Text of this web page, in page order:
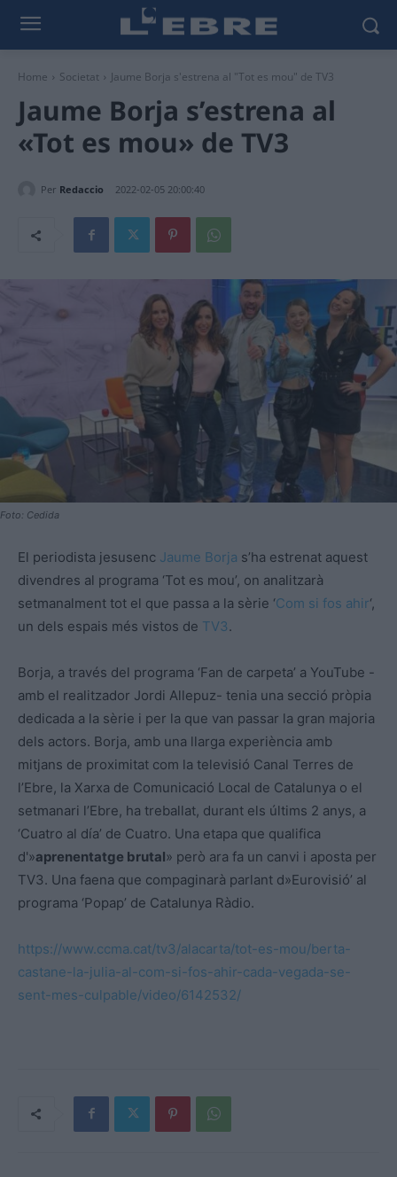
Home Societat Jaume Borja s'estrena al "Tot es mou" de TV3
Jaume Borja s’estrena al
«Tot es mou» de TV3
Per Redaccio 2022-02-05 20:00:40
Foto: Cedida
El periodista jesusenc Jaume Borja s’ha estrenat aquest
divendres al programa ‘Tot es mou’, on analitzarà
setmanalment tot el que passa a la sèrie ‘Com si fos ahir‘,
un dels espais més vistos de TV3.
Borja, a través del programa ‘Fan de carpeta’ a YouTube -
amb el realitzador Jordi Allepuz- tenia una secció pròpia
dedicada a la sèrie i per la que van passar la gran majoria
dels actors. Borja, amb una llarga experiència amb
mitjans de proximitat com la televisió Canal Terres de
l’Ebre, la Xarxa de Comunicació Local de Catalunya o el
setmanari l’Ebre, ha treballat, durant els últims 2 anys, a
‘Cuatro al día’ de Cuatro. Una etapa que qualifica
d'»aprenentatge brutal» però ara fa un canvi i aposta per
TV3. Una faena que compaginarà parlant d»Eurovisió’ al
programa ‘Popap’ de Catalunya Ràdio.
https://www.ccma.cat/tv3/alacarta/tot-es-mou/berta-
castane-la-julia-al-com-si-fos-ahir-cada-vegada-se-
sent-mes-culpable/video/6142532/